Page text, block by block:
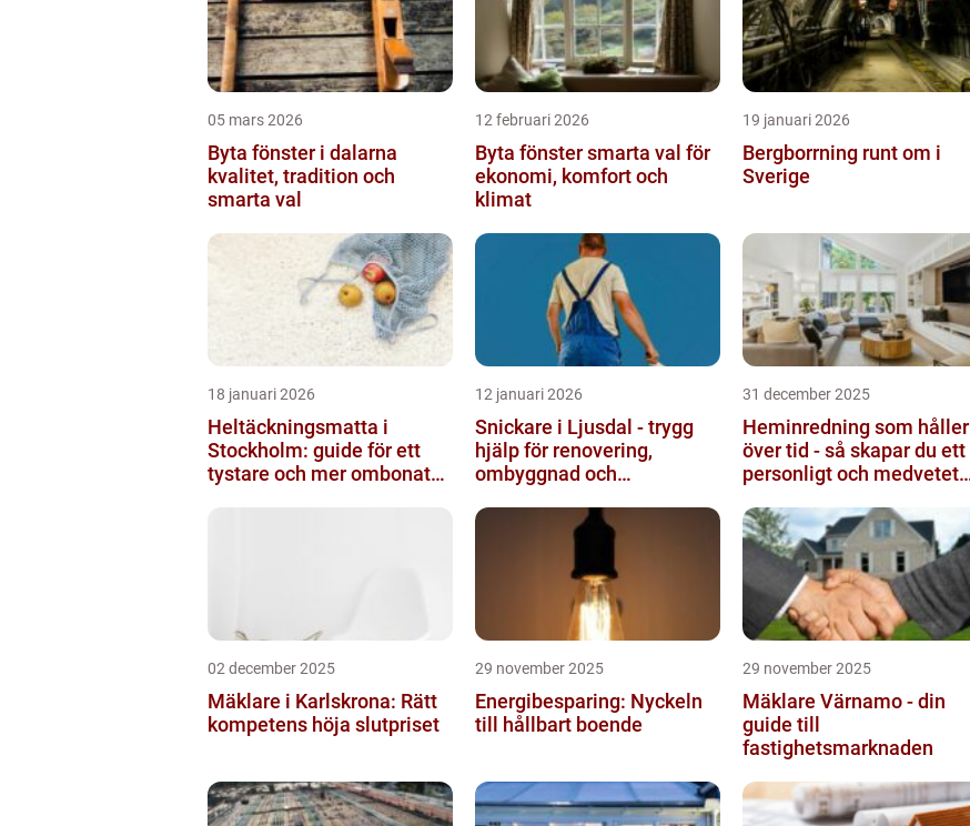
05 mars 2026
Byta fönster i dalarna
kvalitet, tradition och
smarta val
12 februari 2026
Byta fönster smarta val för
ekonomi, komfort och
klimat
19 januari 2026
Bergborrning runt om i
Sverige
18 januari 2026
Heltäckningsmatta i
Stockholm: guide för ett
tystare och mer ombonat
12 januari 2026
Snickare i Ljusdal - trygg
hjälp för renovering,
ombyggnad och
31 december 2025
Heminredning som håller
över tid - så skapar du ett
personligt och medvetet
02 december 2025
Mäklare i Karlskrona: Rätt
kompetens höja slutpriset
29 november 2025
Energibesparing: Nyckeln
till hållbart boende
29 november 2025
Mäklare Värnamo - din
guide till
fastighetsmarknaden